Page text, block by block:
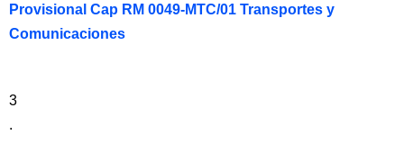
Provisional Cap RM 0049-MTC/01 Transportes y
Comunicaciones
3
.